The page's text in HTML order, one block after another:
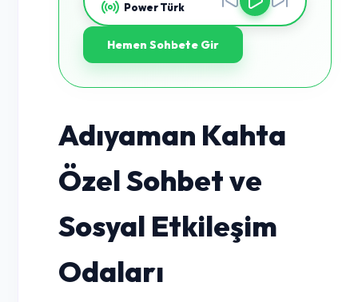
Power Türk
Hemen Sohbete Gir
Adıyaman Kahta
Özel Sohbet ve
Sosyal Etkileşim
Odaları